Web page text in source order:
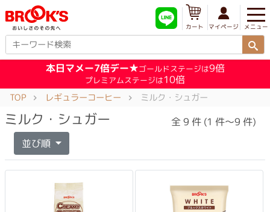
メニュー
マイページ
カート
本日マメー7倍デー★ゴールドステージは9倍
プレミアムステージは10倍
TOP レギュラーコーヒー ミルク・シュガー
ミルク・シュガー 全 9 件 (1 件～9 件)
並び順